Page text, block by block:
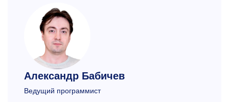
Александр Бабичев
Ведущий программист